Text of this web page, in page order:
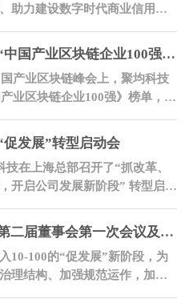
助力建设数字时代商业信用体
聚均科技获评“中国产业区块链企业100强”并荣获“产业区块链典型案例奖”
产业区块链峰会上，聚均科技
业区块链企业100强》榜单，公
案例》。
发展”转型启动会
技在上海总部召开了“抓改革、
开启公司发展新阶段” 转型启动
聚均科技召开第二届董事会第一次会议及第一届监事会第一次会议
10-100的“促发展”新阶段，为
理结构、加强规范运作，加快